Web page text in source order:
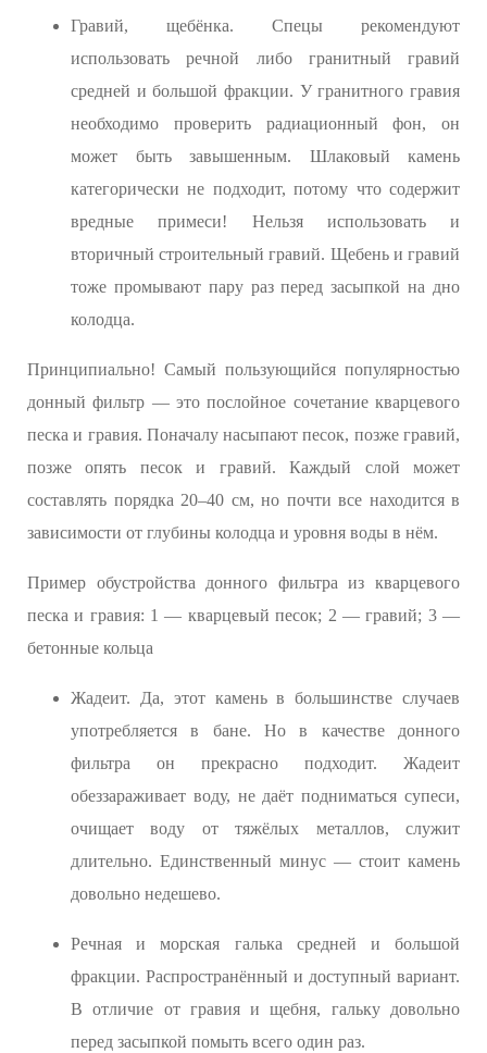
Гравий, щебёнка. Спецы рекомендуют
использовать речной либо гранитный гравий
средней и большой фракции. У гранитного гравия
необходимо проверить радиационный фон, он
может быть завышенным. Шлаковый камень
категорически не подходит, потому что содержит
вредные примеси! Нельзя использовать и
вторичный строительный гравий. Щебень и гравий
тоже промывают пару раз перед засыпкой на дно
колодца.
Принципиально! Самый пользующийся популярностью
донный фильтр — это послойное сочетание кварцевого
песка и гравия. Поначалу насыпают песок, позже гравий,
позже опять песок и гравий. Каждый слой может
составлять порядка 20–40 см, но почти все находится в
зависимости от глубины колодца и уровня воды в нём.
Пример обустройства донного фильтра из кварцевого
песка и гравия: 1 — кварцевый песок; 2 — гравий; 3 —
бетонные кольца
Жадеит. Да, этот камень в большинстве случаев
употребляется в бане. Но в качестве донного
фильтра он прекрасно подходит. Жадеит
обеззараживает воду, не даёт подниматься супеси,
очищает воду от тяжёлых металлов, служит
длительно. Единственный минус — стоит камень
довольно недешево.
Речная и морская галька средней и большой
фракции. Распространённый и доступный вариант.
В отличие от гравия и щебня, гальку довольно
перед засыпкой помыть всего один раз.